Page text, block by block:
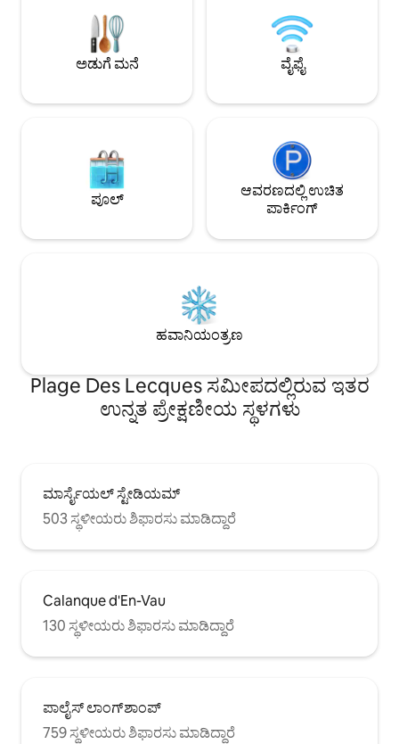
ಇಂಟರ್ನೆಟ್,
ಪಾರ್ಕಿಂಗ್ ಸ್ಥಳ. ಎಲ್ಲಾ
ಅಡುಗೆ ಮನೆ ವೈಫೈ
ಪೂಲ್
ಆವರಣದಲ್ಲಿ ಉಚಿತ
ಪಾರ್ಕಿಂಗ್
ಹವಾನಿಯಂತ್ರಣ
Plage Des Lecques ಸಮೀಪದಲ್ಲಿರುವ ಇತರ
ಉನ್ನತ ಪ್ರೇಕ್ಷಣೀಯ ಸ್ಥಳಗಳು
ಮಾರ್ಸೈಯಲ್ ಸ್ಟೇಡಿಯಮ್
503 ಸ್ಥಳೀಯರು ಶಿಫಾರಸು ಮಾಡಿದ್ದಾರೆ
Calanque d'En-Vau
130 ಸ್ಥಳೀಯರು ಶಿಫಾರಸು ಮಾಡಿದ್ದಾರೆ
ಪಾಲೈಸ್ ಲಾಂಗ್‌ಶಾಂಪ್
759 ಸ್ಥಳೀಯರು ಶಿಫಾರಸು ಮಾಡಿದ್ದಾರೆ